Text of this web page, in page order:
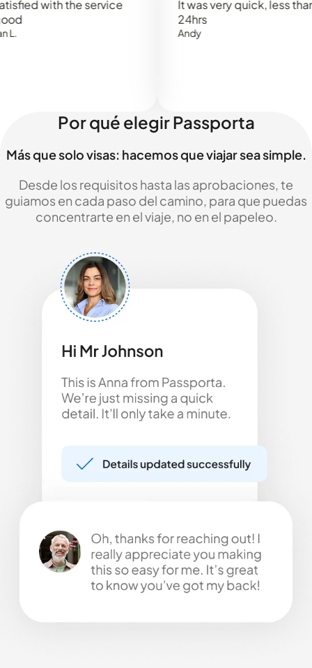
with the service
It was very quick, less than
Por qué elegir Passporta
Más que solo visas: hacemos que viajar sea simple.
Desde los requisitos hasta las aprobaciones, te
guiamos en cada paso del camino, para que puedas
concentrarte en el viaje, no en el papeleo.